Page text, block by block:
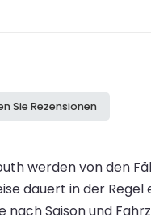
Sie Rezensionen
werden von den
dauert in der Regel
nach Saison und